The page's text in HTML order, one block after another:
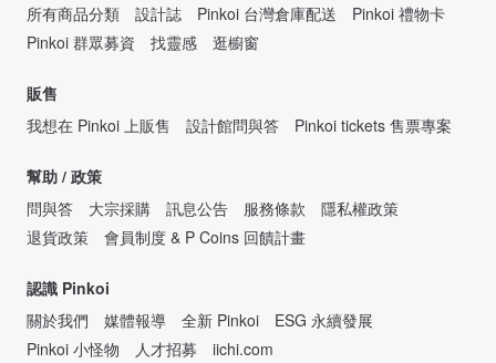
所有商品分類
設計誌 Pinkoi 台灣倉庫配送
Pinkoi 禮物卡
Pinkoi 群眾募資
找靈感 逛櫥窗
販售
我想在 Pinkoi 上販售
設計館問與答 Pinkoi tickets 售票專案
幫助 / 政策
問與答
大宗採購 訊息公告 服務條款
隱私權政策
退貨政策
會員制度 & P Coins 回饋計畫
認識 Pinkoi
關於我們
媒體報導 全新 Pinkoi
ESG 永續發展
Pinkoi 小怪物
人才招募 iichi.com